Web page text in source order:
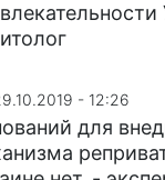
- 12:26
для